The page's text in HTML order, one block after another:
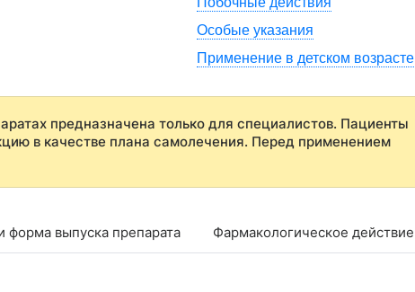
Особые указания
Применение в детском возрасте
предназначена только для специалистов. Пациенты
в качестве плана самолечения. Перед применением
форма выпуска препарата Фармакологическое действие